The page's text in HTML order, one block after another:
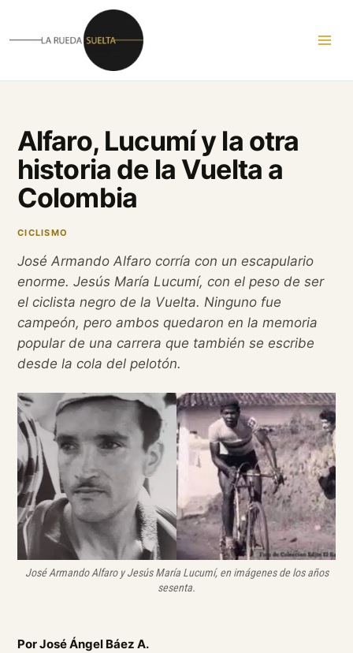
contenido
Alfaro, Lucumí y la otra
historia de la Vuelta a
Colombia
CICLISMO
José Armando Alfaro corría con un escapulario
enorme. Jesús María Lucumí, con el peso de ser
el ciclista negro de la Vuelta. Ninguno fue
campeón, pero ambos quedaron en la memoria
popular de una carrera que también se escribe
desde la cola del pelotón.
José Armando Alfaro y Jesús María Lucumí, en imágenes de los años
sesenta.
PorJosé Ángel Báez A.